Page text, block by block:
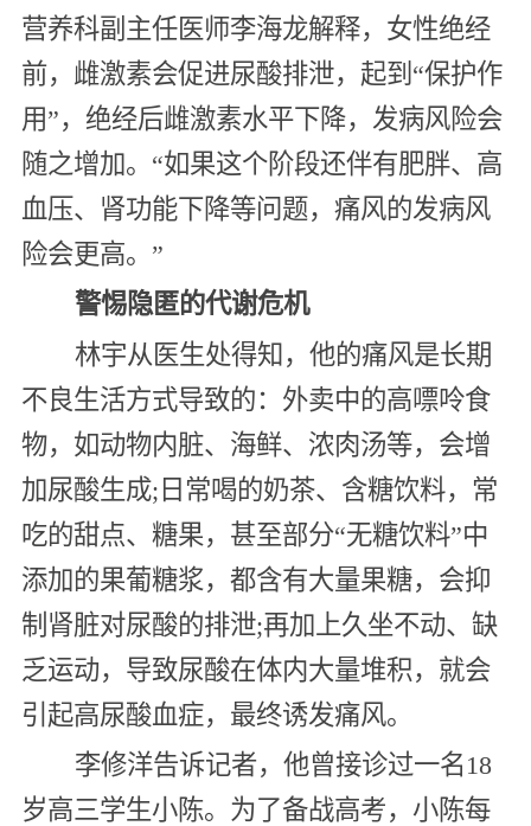
营养科副主任医师李海龙解释，女性绝经
前，雌激素会促进尿酸排泄，起到“保护作
用”，绝经后雌激素水平下降，发病风险会
随之增加。“如果这个阶段还伴有肥胖、高
血压、肾功能下降等问题，痛风的发病风
险会更高。”
警惕隐匿的代谢危机
林宇从医生处得知，他的痛风是长期
不良生活方式导致的：外卖中的高嘌呤食
物，如动物内脏、海鲜、浓肉汤等，会增
加尿酸生成;日常喝的奶茶、含糖饮料，常
吃的甜点、糖果，甚至部分“无糖饮料”中
添加的果葡糖浆，都含有大量果糖，会抑
制肾脏对尿酸的排泄;再加上久坐不动、缺
乏运动，导致尿酸在体内大量堆积，就会
引起高尿酸血症，最终诱发痛风。
李修洋告诉记者，他曾接诊过一名18
岁高三学生小陈。为了备战高考，小陈每